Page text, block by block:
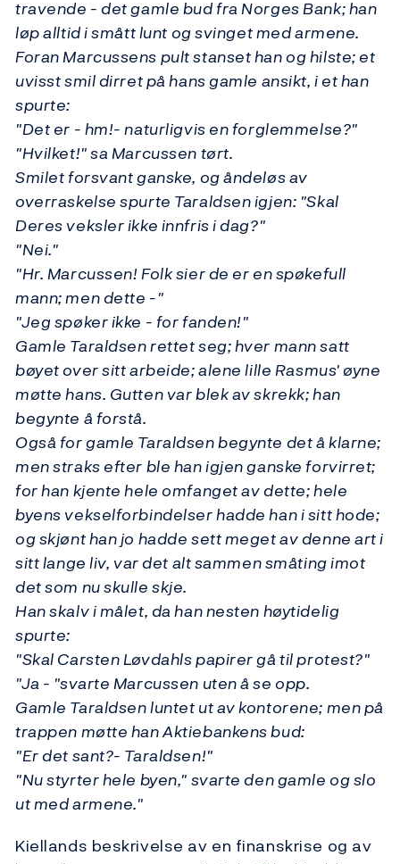
travende - det gamle bud fra Norges Bank; han
løp alltid i smått lunt og svinget med armene.
Foran Marcussens pult stanset han og hilste; et
uvisst smil dirret på hans gamle ansikt, i et han
spurte:
"Det er - hm!- naturligvis en forglemmelse?"
"Hvilket!" sa Marcussen tørt.
Smilet forsvant ganske, og åndeløs av
overraskelse spurte Taraldsen igjen: "Skal
Deres veksler ikke innfris i dag?"
"Nei."
"Hr. Marcussen! Folk sier de er en spøkefull
mann; men dette -"
"Jeg spøker ikke - for fanden!"
Gamle Taraldsen rettet seg; hver mann satt
bøyet over sitt arbeide; alene lille Rasmus' øyne
møtte hans. Gutten var blek av skrekk; han
begynte å forstå.
Også for gamle Taraldsen begynte det å klarne;
men straks efter ble han igjen ganske forvirret;
for han kjente hele omfanget av dette; hele
byens vekselforbindelser hadde han i sitt hode;
og skjønt han jo hadde sett meget av denne art i
sitt lange liv, var det alt sammen småting imot
det som nu skulle skje.
Han skalv i målet, da han nesten høytidelig
spurte:
"Skal Carsten Løvdahls papirer gå til protest?"
"Ja - "svarte Marcussen uten å se opp.
Gamle Taraldsen luntet ut av kontorene; men på
trappen møtte han Aktiebankens bud:
"Er det sant?- Taraldsen!"
"Nu styrter hele byen," svarte den gamle og slo
ut med armene."
Kiellands beskrivelse av en finanskrise og av